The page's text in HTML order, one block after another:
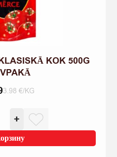
KOK 500G
3.98 €/KG
+